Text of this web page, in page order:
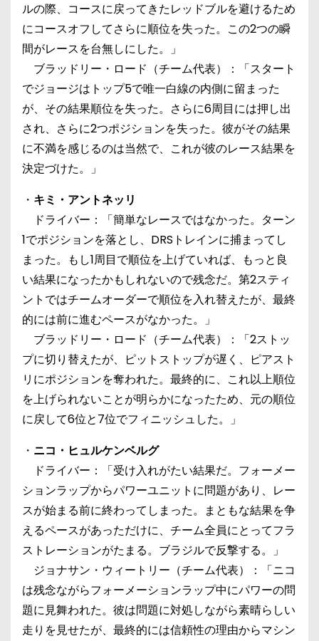
ルの際、コースに戻ってきたレッドブルを避けるため
にコースオフしてさらに順位を失った。この2つの瞬
間がレースを台無しにした。」
ブラッドリー・ロード（チーム代表）：「スタート
でジョージはトップ5で唯一白線の内側に留まった
が、その結果順位を失った。さらに6周目には押し出
され、さらに2つポジションを失った。彼がその結果
に不満を感じるのは当然で、これが彼のレース結果を
決定づけた。」
・ キミ・アントネッリ
ドライバー：「簡単なレースではなかった。ターン
1でポジションを落とし、DRSトレインに捕まってし
まった。もし1周目で順位を上げていれば、もっと良
い結果になったかもしれないので残念だ。第2スティ
ントではチームオーダーで順位を入れ替えたが、最終
的には前に進むペースがなかった。」
ブラッドリー・ロード（チーム代表）：「2ストッ
プに切り替えたが、ピットストップが遅く、ピアスト
リにポジションを奪われた。最終的に、これ以上順位
を上げられないことが明らかになったため、元の順位
に戻して6位と7位でフィニッシュした。」
・ ニコ・ヒュルケンベルグ
ドライバー：「受け入れがたい結果だ。フォーメー
ションラップからパワーユニットに問題があり、レー
スが始まる前に終わってしまった。まともな結果を争
えるペースがあっただけに、チーム全員にとってフラ
ストレーションがたまる。ブラジルで反撃する。」
ジョナサン・ウィートリー（チーム代表）：「ニコ
は残念ながらフォーメーションラップ中にパワーの問
題に見舞われた。彼は問題に対処しながら素晴らしい
走りを見せたが、最終的には信頼性の理由からマシン